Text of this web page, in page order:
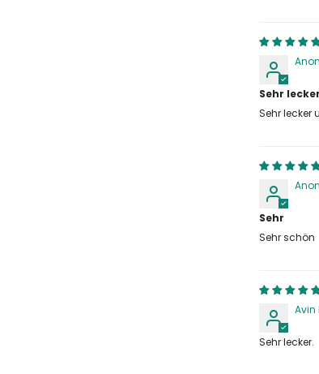
Sehr
Sehr lecker
Sehr
Sehr schön
Avin
Sehr lecker.